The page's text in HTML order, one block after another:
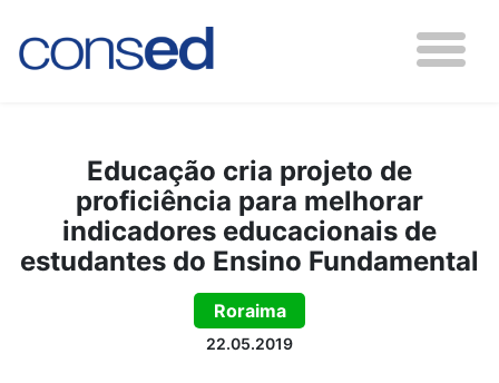
Educação cria projeto de
proficiência para melhorar
indicadores educacionais de
estudantes do Ensino Fundamental
Roraima
22.05.2019